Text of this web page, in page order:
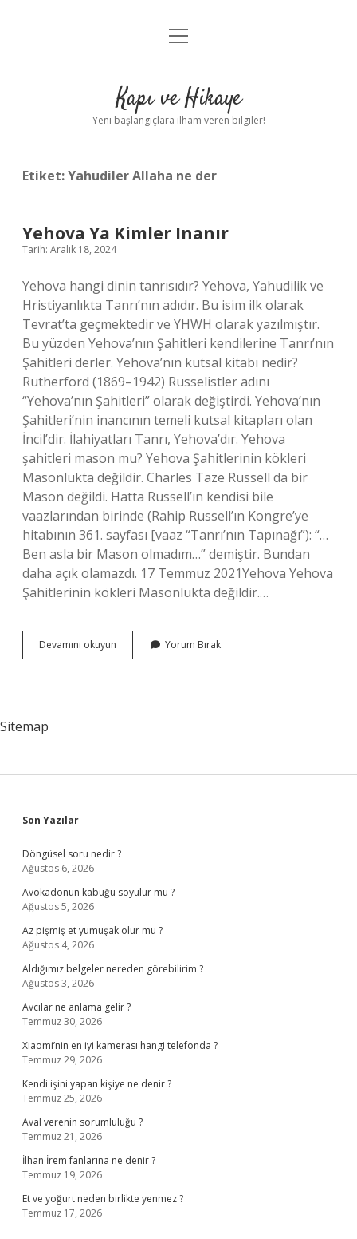
Anasayfa
Yasal Uyarı
menüyü
Kapı ve Hikaye
Yeni başlangıçlara ilham veren bilgiler!
Etiket:Yahudiler Allaha ne der
Yehova Ya Kimler Inanır
Tarih: Aralık 18, 2024
Yehova hangi dinin tanrısıdır? Yehova, Yahudilik ve
Hristiyanlıkta Tanrı’nın adıdır. Bu isim ilk olarak
Tevrat’ta geçmektedir ve YHWH olarak yazılmıştır.
Bu yüzden Yehova’nın Şahitleri kendilerine Tanrı’nın
Şahitleri derler. Yehova’nın kutsal kitabı nedir?
Rutherford (1869–1942) Russelistler adını
“Yehova’nın Şahitleri” olarak değiştirdi. Yehova’nın
Şahitleri’nin inancının temeli kutsal kitapları olan
İncil’dir. İlahiyatları Tanrı, Yehova’dır. Yehova
şahitleri mason mu? Yehova Şahitlerinin kökleri
Masonlukta değildir. Charles Taze Russell da bir
Mason değildi. Hatta Russell’ın kendisi bile
vaazlarından birinde (Rahip Russell’ın Kongre’ye
hitabının 361. sayfası [vaaz “Tanrı’nın Tapınağı”): “…
Ben asla bir Mason olmadım…” demiştir. Bundan
daha açık olamazdı. 17 Temmuz 2021Yehova Yehova
Şahitlerinin kökleri Masonlukta değildir.…
Devamını okuyun
Ya
Yorum Bırak
Sitemap
Sidebar
Son Yazılar
Döngüsel soru nedir ?
Ağustos 6, 2026
Avokadonun kabuğu soyulur mu ?
Ağustos 5, 2026
Az pişmiş et yumuşak olur mu ?
Ağustos 4, 2026
Aldığımız belgeler nereden görebilirim ?
Ağustos 3, 2026
Avcılar ne anlama gelir ?
Temmuz 30, 2026
Xiaomi’nin en iyi kamerası hangi telefonda ?
Temmuz 29, 2026
Kendi işini yapan kişiye ne denir ?
Temmuz 25, 2026
Aval verenin sorumluluğu ?
Temmuz 21, 2026
İlhan İrem fanlarına ne denir ?
Temmuz 19, 2026
Et ve yoğurt neden birlikte yenmez ?
Temmuz 17, 2026